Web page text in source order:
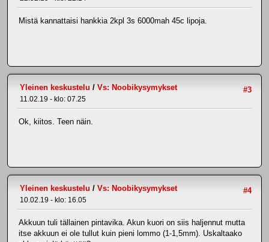
Mistä kannattaisi hankkia 2kpl 3s 6000mah 45c lipoja.
#3
Yleinen keskustelu / Vs: Noobikysymykset
11.02.19 - klo: 07.25
Ok, kiitos. Teen näin.
#4
Yleinen keskustelu / Vs: Noobikysymykset
10.02.19 - klo: 16.05
Akkuun tuli tällainen pintavika. Akun kuori on siis haljennut mutta
itse akkuun ei ole tullut kuin pieni lommo (1-1,5mm). Uskaltaako